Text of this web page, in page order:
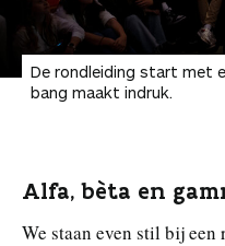
De rondleiding start met
bang maakt indruk.
Alfa, bèta en
We staan even stil bij een